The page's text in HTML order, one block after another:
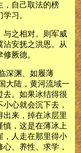
，自己取法的榜
习。
与之相对。则军威
沾安抚之洪恩。从
厥德。
深渊、如履薄
大陆，黄河流域一
去。如果冰结得很
心就会沉下去，
出来，掉在冰层里
慎，这是在薄冰上
，人走在那里得小
、养性、求学，